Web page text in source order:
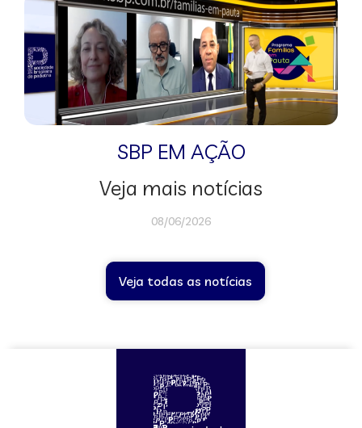
SBP EM AÇÃO
Veja mais notícias
08/06/2026
Veja todas as notícias